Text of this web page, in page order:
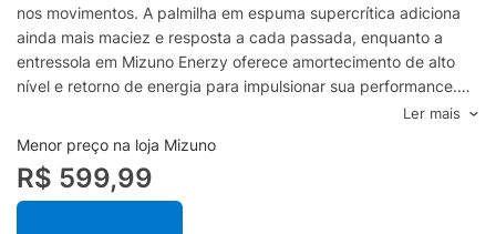
nos movimentos. A palmilha em espuma supercrítica adiciona
ainda mais maciez e resposta a cada passada, enquanto a
entressola em Mizuno Enerzy oferece amortecimento de alto
nível e retorno de energia para impulsionar sua performance.
Perfeito para quem busca sentir uma nova evolução na corrida,
este é o modelo ideal para corredores que já deram os
primeiros passos e querem ir além a cada treino.
Ler mais
Menor preço na loja Mizuno
R$ 599,99